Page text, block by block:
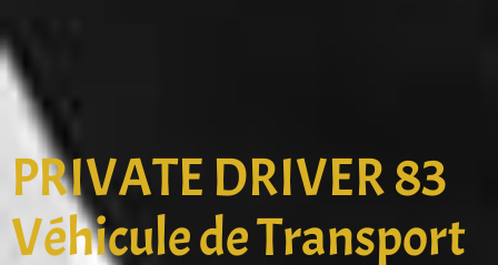
PRIVATE DRIVER 83
Véhicule de Transport